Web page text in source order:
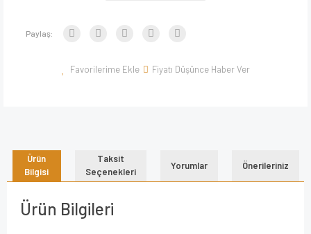
Paylaş:
Fiyatı Düşünce Haber Ver
Ürün
Bilgisi
Taksit
Seçenekleri
Yorumlar Önerileriniz
Ürün Bilgileri